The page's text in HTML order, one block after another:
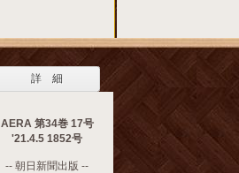
詳 細
AERA 第34巻 17号
'21.4.5 1852号
-- 朝日新聞出版 --